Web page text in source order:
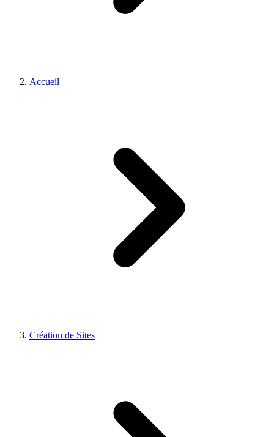
Accueil
Création de Sites